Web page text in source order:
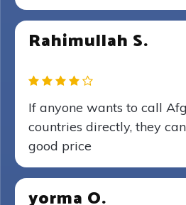
Rahimullah S.
If anyone wants to call
countries directly, they
good price
yorma O.